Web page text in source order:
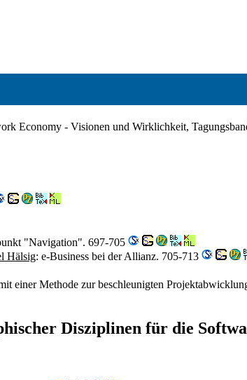
Economy - Visionen und Wirklichkeit,
"Navigation". 697-705
Hälsig: e-Business bei der Allianz. 705-713
einer Methode zur beschleunigten
Disziplinen für die